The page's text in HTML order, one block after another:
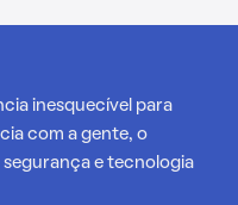
inesquecível para
com a gente, o
e tecnologia